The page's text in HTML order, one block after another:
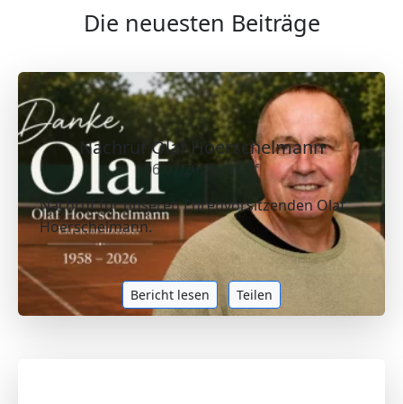
Die neuesten Beiträge
Nachruf Olaf Hoerschelmann
06.07.2026 - Wolf
Nachruf für unseren Ehrenvorsitzenden Olaf
Hoerschelmann.
Bericht lesen Teilen